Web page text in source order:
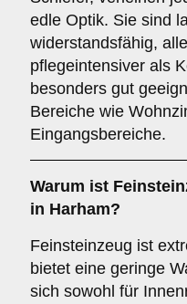
edle Optik. Sie sind
widerstandsfähig,
pflegeintensiver als
besonders gut
Bereiche wie
Eingangsbereiche.
Warum ist
in Harham?
Feinsteinzeug ist
bietet eine geringe
sich sowohl für